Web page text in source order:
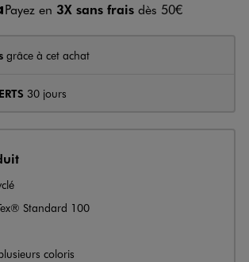
Payez en 3X sans frais dès 50€
grâce à cet achat
30 jours
Standard 100
coloris